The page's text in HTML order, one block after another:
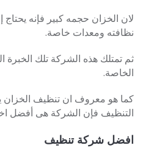
لان الخزان حجمه كبير فإنه
نظافته ومعدات خاصة.
ثم تمتلك هذه الشركة تلك الخبرة
الخاصة.
كما هو معروف ان تنظيف الخزان
التنظيف فإن الشركة هى أفضل
افضل شركة تنظيف